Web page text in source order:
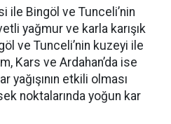
ile Bingöl ve Tunceli’nin
yağmur ve karla karışık
ve Tunceli’nin kuzeyi ile
Kars ve Ardahan’da ise
yağışının etkili olması
noktalarında yoğun kar